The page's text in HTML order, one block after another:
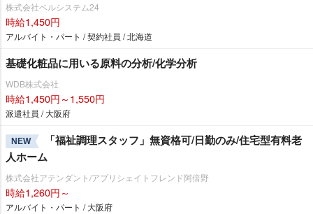
株式会社ベルシステム24
時給1,450円
アルバイト・パート / 契約社員 / 北海道
基礎化粧品に用いる原料の分析/化学分析
WDB株式会社
時給1,450円～1,550円
派遣社員 / 大阪府
NEW
「福祉調理スタッフ」無資格可/日勤のみ/住宅型有料老
人ホーム
株式会社アテンダント/アプリシェイトフレンド阿倍野
時給1,260円～
アルバイト・パート / 大阪府